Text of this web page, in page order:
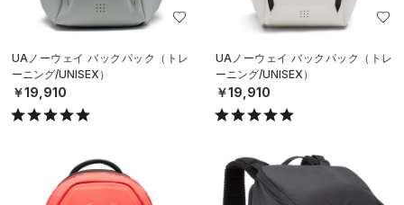
UAノーウェイ バックパック（トレ
ーニング/UNISEX）
￥19,910
UAノーウェイ バックパック（トレ
ーニング/UNISEX）
￥19,910